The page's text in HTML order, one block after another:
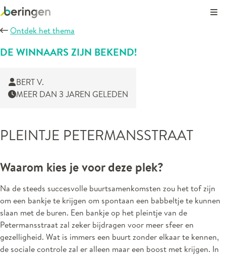
Ontdek het thema
DE WINNAARS ZIJN BEKEND!
BERT V.
MEER DAN 3 JAREN GELEDEN
PLEINTJE PETERMANSSTRAAT
Waarom kies je voor deze plek?
Na de steeds succesvolle buurtsamenkomsten zou het tof zijn
om een bankje te krijgen om spontaan een babbeltje te kunnen
slaan met de buren. Een bankje op het pleintje van de
Petermansstraat zal zeker bijdragen voor meer sfeer en
gezelligheid. Wat is immers een buurt zonder elkaar te kennen,
de sociale controle zal er alleen maar een boost met krijgen. In